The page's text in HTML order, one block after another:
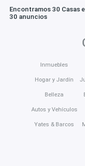
Encontramos 30 Casas
30 anuncios
Inmuebles
Hogar y Jardín
Belleza
Autos y Vehículos
Yates & Barcos